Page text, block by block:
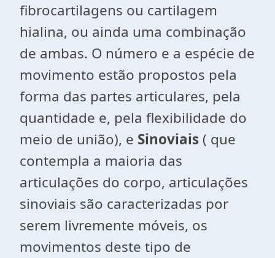
fibrocartilagens ou cartilagem
hialina, ou ainda uma combinação
de ambas. O número e a espécie de
movimento estão propostos pela
forma das partes articulares, pela
quantidade e, pela flexibilidade do
meio de união), e Sinoviais ( que
contempla a maioria das
articulações do corpo, articulações
sinoviais são caracterizadas por
serem livremente móveis, os
movimentos deste tipo de